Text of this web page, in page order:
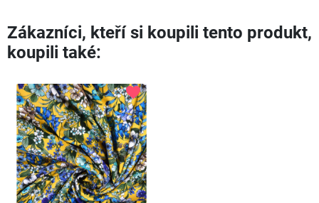
Zákazníci, kteří si koupili tento produkt,
koupili také:
favorite